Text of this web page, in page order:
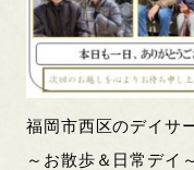
福岡市西区のデイサ
～お散歩＆日常デイ